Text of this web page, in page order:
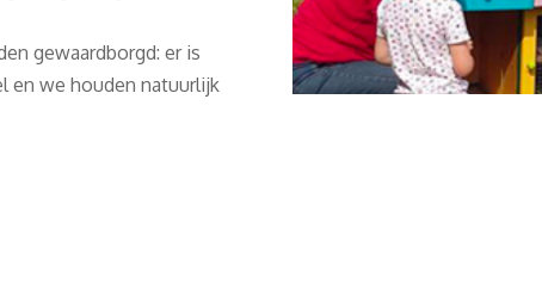
gewaardborgd: er is
en we houden natuurlijk